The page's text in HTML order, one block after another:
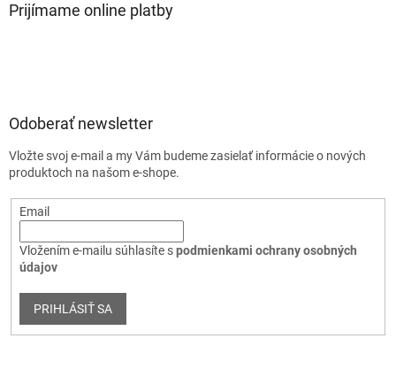
Prijímame online platby
Odoberať newsletter
Vložte svoj e-mail a my Vám budeme zasielať informácie o nových
produktoch na našom e-shope.
Email
Vložením e-mailu súhlasíte spodmienkami ochrany osobných
údajov
PRIHLÁSIŤ SA